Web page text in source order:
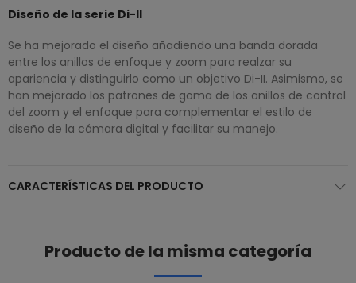
Diseño de la serie Di-II
Se ha mejorado el diseño añadiendo una banda dorada
entre los anillos de enfoque y zoom para realzar su
apariencia y distinguirlo como un objetivo Di-II. Asimismo, se
han mejorado los patrones de goma de los anillos de control
del zoom y el enfoque para complementar el estilo de
diseño de la cámara digital y facilitar su manejo.
CARACTERÍSTICAS DEL PRODUCTO
Producto de la misma categoría